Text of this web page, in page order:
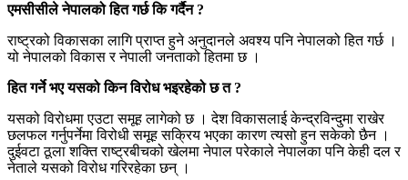
एमसीसीले नेपालको हित गर्छ कि गर्दैन ?
राष्ट्रको विकासका लागि प्राप्त हुने अनुदानले अवश्य पनि नेपालको हित गर्छ ।
यो नेपालको विकास र नेपाली जनताको हितमा छ ।
हित गर्ने भए यसको किन विरोध भइरहेको छ त ?
यसको विरोधमा एउटा समूह लागेको छ । देश विकासलाई केन्द्रविन्दुमा राखेर
छलफल गर्नुपर्नेमा विरोधी समूह सक्रिय भएका कारण त्यसो हुन सकेको छैन ।
दुईवटा ठूला शक्ति राष्ट्रबीचको खेलमा नेपाल परेकाले नेपालका पनि केही दल र
नेताले यसको विरोध गरिरहेका छन् ।